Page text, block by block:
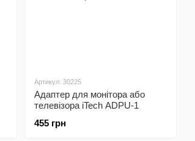
Артикул: 30225
Адаптер для монітора або
телевізора iTech ADPU-1
455 грн